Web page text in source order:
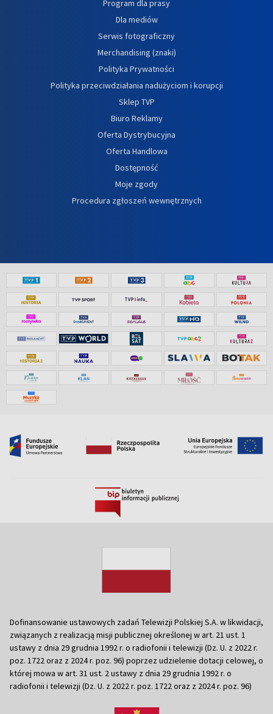
Program dla prasy
Dla mediów
Serwis fotograficzny
Merchandising (znaki)
Polityka Prywatności
Polityka przeciwdziałania nadużyciom i korupcji
Sklep TVP
Biuro Reklamy
Oferta Dystrybucyjna
Oferta Handlowa
Dostępność
Moje zgody
Procedura zgłoszeń wewnętrznych
Dofinansowanie ustawowych zadań Telewizji Polskiej S.A. w likwidacji,
związanych z realizacją misji publicznej określonej w art. 21 ust. 1
ustawy z dnia 29 grudnia 1992 r. o radiofonii i telewizji (Dz. U. z 2022 r.
poz. 1722 oraz z 2024 r. poz. 96) poprzez udzielenie dotacji celowej, o
której mowa w art. 31 ust. 2 ustawy z dnia 29 grudnia 1992 r. o
radiofonii i telewizji (Dz. U. z 2022 r. poz. 1722 oraz z 2024 r. poz. 96)